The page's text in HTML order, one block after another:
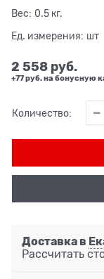
Вес: 0.5 кг.
Ед. измерения: шт
2 558 руб.
+77 руб. на бонусную
Количество:
Доставка в
Рассчитать